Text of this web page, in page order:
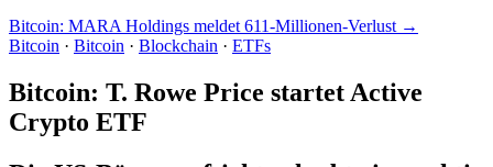
Bitcoin: MARA Holdings meldet 611-Millionen-Verlust →
Bitcoin · Bitcoin · Blockchain · ETFs
Bitcoin: T. Rowe Price startet Active
Crypto ETF